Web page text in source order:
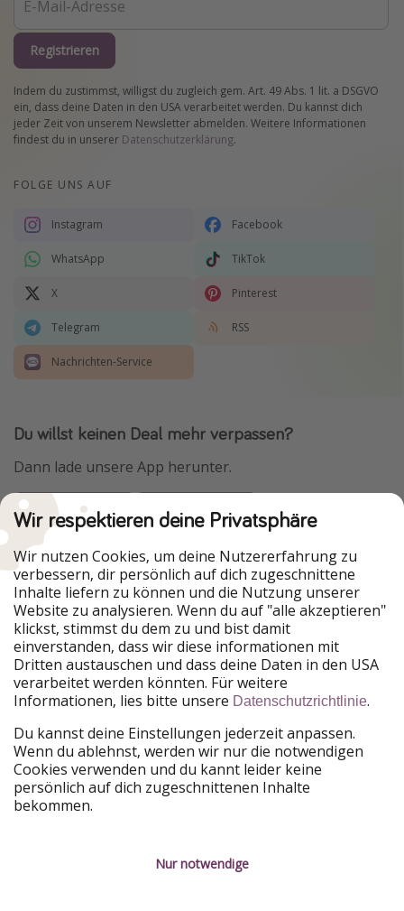
Registrieren
Indem du zustimmst, willigst du zugleich gem. Art. 49 Abs. 1 lit. a DSGVO
ein, dass deine Daten in den USA verarbeitet werden. Du kannst dich
jeder Zeit von unserem Newsletter abmelden. Weitere Informationen
findest du in unserer Datenschutzerklärung.
FOLGE UNS AUF
Instagram Facebook
WhatsApp TikTok
X Pinterest
Telegram RSS
Nachrichten-Service
Du willst keinen Deal mehr verpassen?
Dann lade unsere App herunter.
Urlaubspiraten ist Teil der HolidayPirates Group
Unsere Märkte
PiratinViaggio
HolidayPirates
VakantiePiraten
WakacyjniPiraci
VoyagesPirates
Ferienpiraten
Urlaubspiraten
ViajerosPiratas
TravelPirates
HolidayPirates Group
Lerne uns kennen
Über uns
Rechtliches
Wir respektieren deine Privatsphäre
Wir nutzen Cookies, um deine Nutzererfahrung zu
verbessern, dir persönlich auf dich zugeschnittene
Inhalte liefern zu können und die Nutzung unserer
Website zu analysieren. Wenn du auf "alle akzeptieren"
klickst, stimmst du dem zu und bist damit
einverstanden, dass wir diese informationen mit
Dritten austauschen und dass deine Daten in den USA
verarbeitet werden könnten. Für weitere
Informationen, lies bitte unsere Datenschutzrichtlinie.
Du kannst deine Einstellungen jederzeit anpassen.
Wenn du ablehnst, werden wir nur die notwendigen
Cookies verwenden und du kannt leider keine
persönlich auf dich zugeschnittenen Inhalte
bekommen.
Nur notwendige